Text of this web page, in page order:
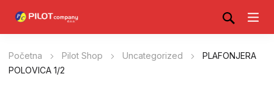
Početna Pilot Shop Uncategorized
PLAFONJERA
POLOVICA 1/2